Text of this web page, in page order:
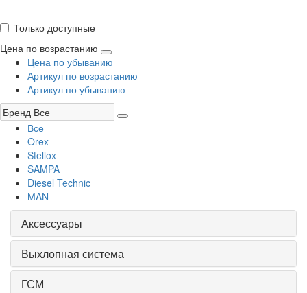
Только доступные
Цена по возрастанию
Цена по убыванию
Артикул по возрастанию
Артикул по убыванию
Все
Orex
Stellox
SAMPA
Diesel Technic
MAN
Аксессуары
Выхлопная система
ГСМ